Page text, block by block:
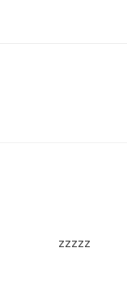
zzzzz